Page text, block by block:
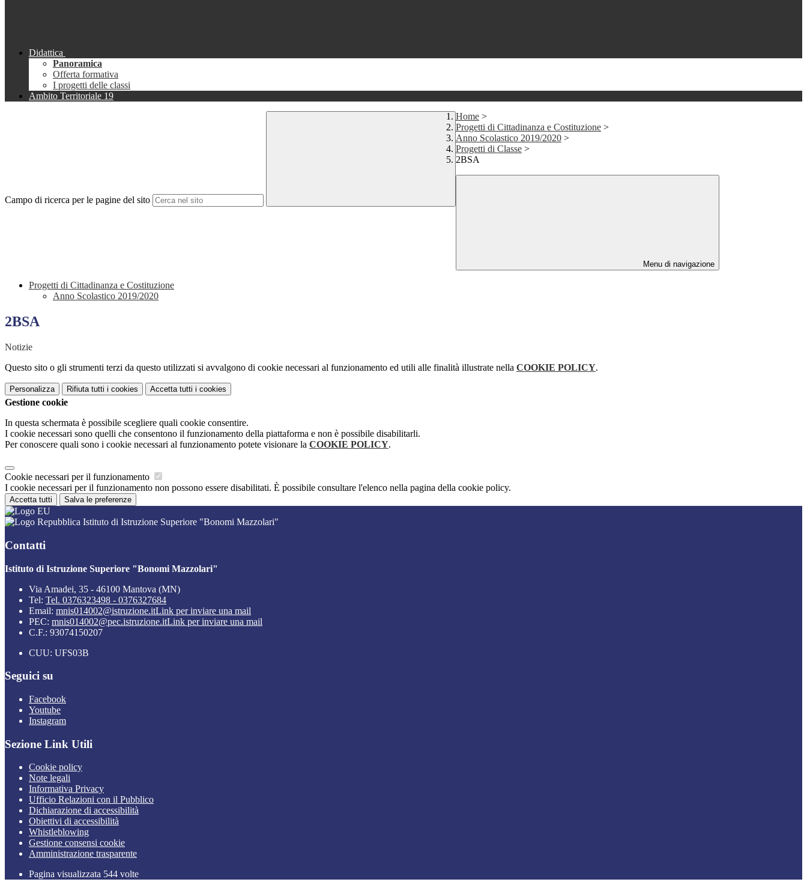
Didattica
Panoramica
Offerta formativa
I progetti delle classi
Ambito Territoriale 19
Campo di ricerca per le pagine del sito
Home >
Progetti di Cittadinanza e Costituzione >
Anno Scolastico 2019/2020 >
Progetti di Classe >
2BSA
Menu di navigazione
Progetti di Cittadinanza e Costituzione
Anno Scolastico 2019/2020
2BSA
Notizie
Questo sito o gli strumenti terzi da questo utilizzati si avvalgono di cookie necessari al funzionamento ed utili alle finalità illustrate nella COOKIE POLICY.
Personalizza Rifiuta tutti i cookies Accetta tutti i cookies
Gestione cookie
In questa schermata è possibile scegliere quali cookie consentire.
I cookie necessari sono quelli che consentono il funzionamento della piattaforma e non è possibile disabilitarli.
Per conoscere quali sono i cookie necessari al funzionamento potete visionare la COOKIE POLICY.
Cookie necessari per il funzionamento
I cookie necessari per il funzionamento non possono essere disabilitati. È possibile consultare l'elenco nella pagina della cookie policy.
Accetta tutti Salva le preferenze
Istituto di Istruzione Superiore "Bonomi Mazzolari"
Contatti
Istituto di Istruzione Superiore "Bonomi Mazzolari"
Via Amadei, 35 - 46100 Mantova (MN)
Tel: Tel. 0376323498 - 0376327684
Email: mnis014002@istruzione.itLink per inviare una mail
PEC: mnis014002@pec.istruzione.itLink per inviare una mail
C.F.: 93074150207
CUU: UFS03B
Seguici su
Facebook
Youtube
Instagram
Sezione Link Utili
Cookie policy
Note legali
Informativa Privacy
Ufficio Relazioni con il Pubblico
Dichiarazione di accessibilità
Obiettivi di accessibilità
Whistleblowing
Gestione consensi cookie
Amministrazione trasparente
Pagina visualizzata 544 volte